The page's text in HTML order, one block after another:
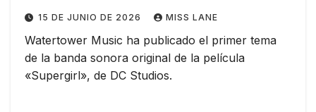
15 DE JUNIO DE 2026 MISS LANE
Watertower Music ha publicado el primer tema
de la banda sonora original de la película
«Supergirl», de DC Studios.